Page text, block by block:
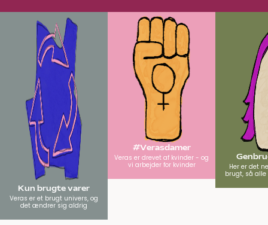
Kun brugte varer
Veras er et brugt univers, og
det ændrer sig aldrig
#Verasdamer
Veras er drevet af kvinder - og
vi arbejder for kvinder
Her er det
brugt, så